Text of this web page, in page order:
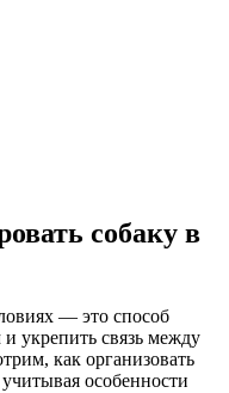
собаку в
— это способ
укрепить связь между
как организовать
особенности